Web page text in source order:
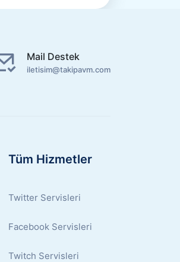
Mail Destek
iletisim@takipavm.com
Tüm Hizmetler
Twitter Servisleri
Facebook Servisleri
Twitch Servisleri